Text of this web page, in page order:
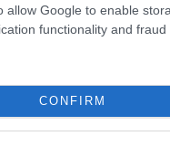
allow Google to enable
functionality and
CONFIRM
kojim
(VIDEO)